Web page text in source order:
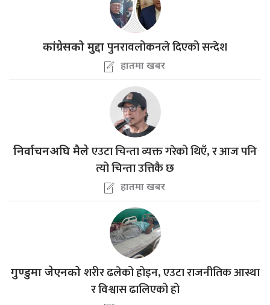
कांग्रेसको मुद्दा पुनरावलोकनले दिएको सन्देश
हातमा खबर
निर्वाचनअघि मैले एउटा चिन्ता व्यक्त गरेको थिएँ, र आज पनि
त्यो चिन्ता उत्तिकै छ
हातमा खबर
गुण्डुमा जेएनको शरीर ढलेको होइन, एउटा राजनीतिक आस्था
र विश्वास ढालिएको हो